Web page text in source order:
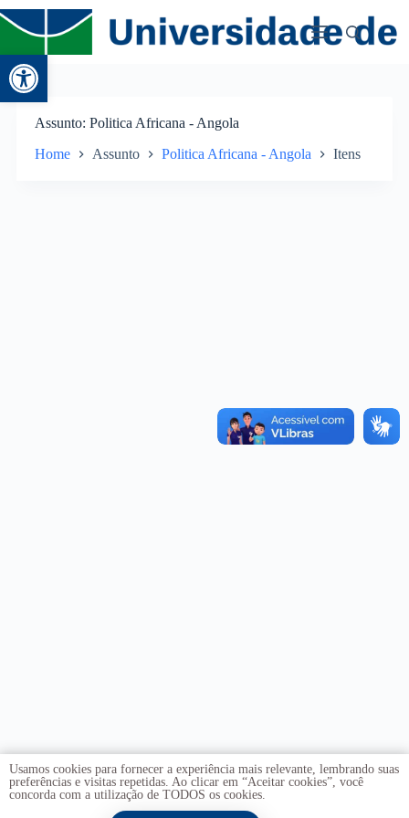
Abrir a barra de ferramentas
Assunto Politica Africana - Angola
Home Assunto Politica Africana - Angola Itens
Usamos cookies para fornecer a experiência mais relevante, lembrando suas
preferências e visitas repetidas. Ao clicar em “Aceitar cookies”, você
concorda com a utilização de TODOS os cookies.